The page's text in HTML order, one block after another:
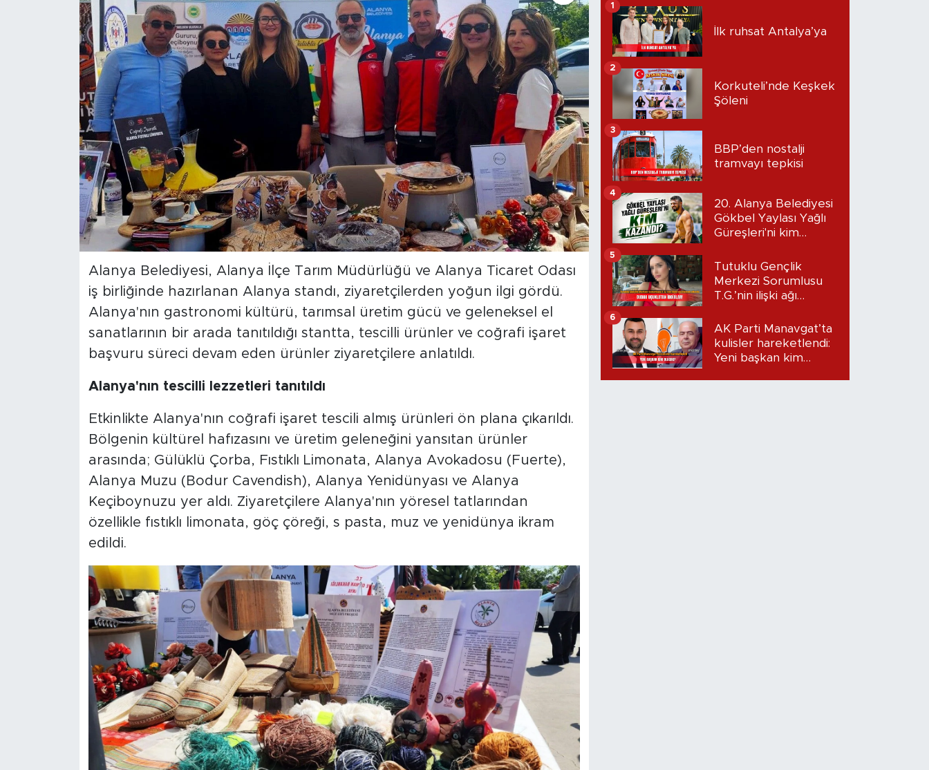
Alanya Belediyesi, Alanya İlçe Tarım Müdürlüğü ve Alanya Ticaret Odası
iş birliğinde hazırlanan Alanya standı, ziyaretçilerden yoğun ilgi gördü.
Alanya'nın gastronomi kültürü, tarımsal üretim gücü ve geleneksel el
sanatlarının bir arada tanıtıldığı stantta, tescilli ürünler ve coğrafi işaret
başvuru süreci devam eden ürünler ziyaretçilere anlatıldı.
Alanya'nın tescilli lezzetleri tanıtıldı
Etkinlikte Alanya'nın coğrafi işaret tescili almış ürünleri ön plana çıkarıldı.
Bölgenin kültürel hafızasını ve üretim geleneğini yansıtan ürünler
arasında; Gülüklü Çorba, Fıstıklı Limonata, Alanya Avokadosu (Fuerte),
Alanya Muzu (Bodur Cavendish), Alanya Yenidünyası ve Alanya
Keçiboynuzu yer aldı. Ziyaretçilere Alanya'nın yöresel tatlarından
özellikle fıstıklı limonata, göç çöreği, s pasta, muz ve yenidünya ikram
edildi.
İlk ruhsat Antalya’ya
1
Korkuteli’nde Keşkek
Şöleni
2
BBP’den nostalji
tramvayı tepkisi
3
20. Alanya Belediyesi
Gökbel Yaylası Yağlı
Güreşleri'ni kim
4
Tutuklu Gençlik
Merkezi Sorumlusu
T.G.’nin ilişki ağı
Dudak uçuklatan
iddialar!
5
AK Parti Manavgat’ta
kulisler hareketlendi:
Yeni başkan kim
6
Özel Haber
Politika
Resmi İlanlar
Turizm